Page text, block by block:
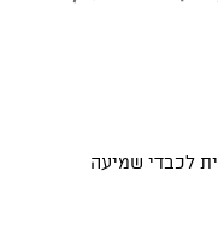
לכבדי שמיעה